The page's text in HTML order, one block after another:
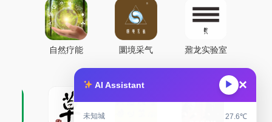
AI Assistant ▶ ×
未知城 27.6℃
自然疗能 圜境采气 鼐龙实验室